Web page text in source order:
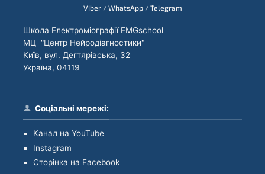
Viber / WhatsApp / Telegram
Школа Електроміографії EMGschool
МЦ "Центр Нейродіагностики"
Київ, вул. Дегтярівська, 32
Україна, 04119
Соціальні мережі:
Канал на YouTube
Instagram
Сторінка на Facebook